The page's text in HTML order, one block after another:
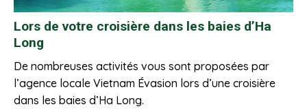
Lors de votre croisière dans les baies d’Ha
Long
De nombreuses activités vous sont proposées par
l’agence locale Vietnam Évasion lors d’une croisière
dans les baies d’Ha Long.